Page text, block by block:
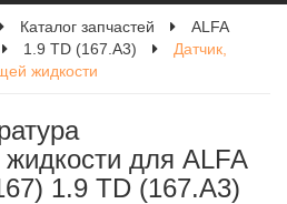
Каталог запчастей
ALFA
1.9 TD (167.A3)
Датчик,
жидкости
для ALFA
1.9 TD (167.A3)